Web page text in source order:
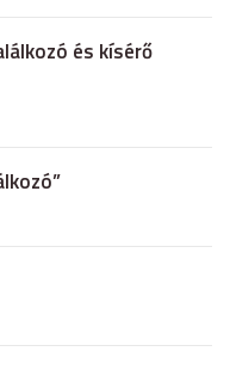
és kísérő